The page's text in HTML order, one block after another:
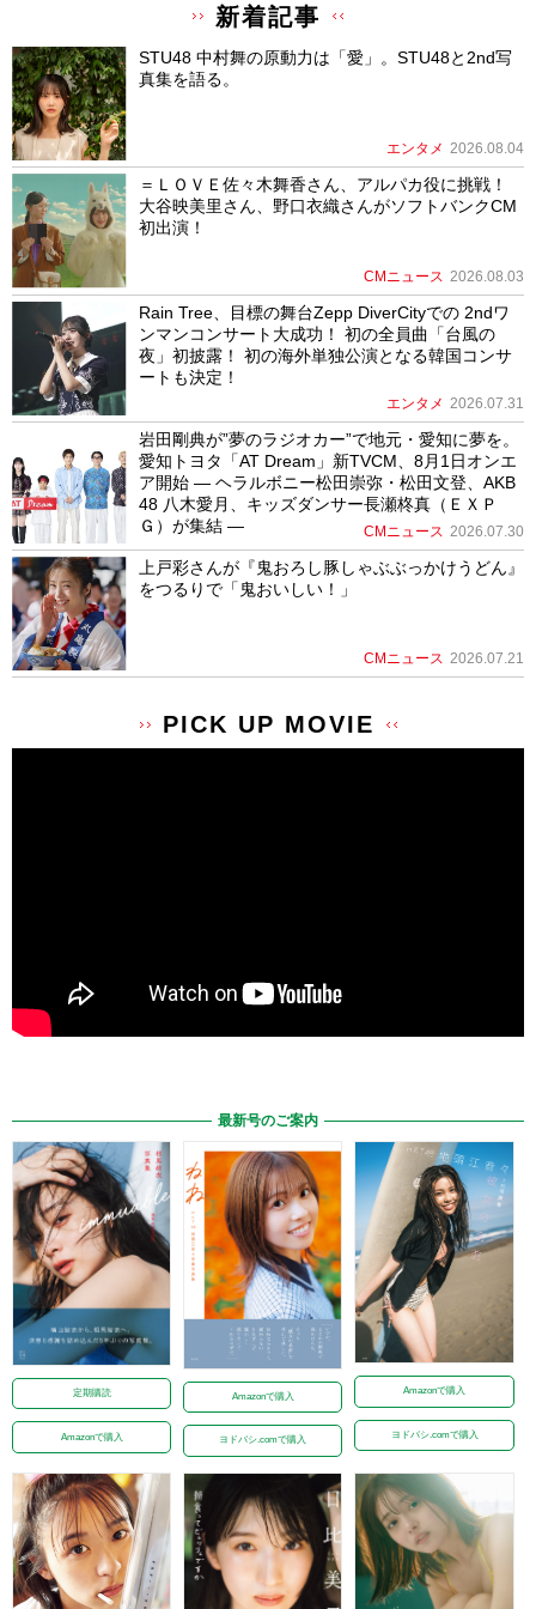
新着記事
STU48 中村舞の原動力は「愛」。STU48と2nd写
真集を語る。
エンタメ 2026.08.04
＝ＬＯＶＥ佐々木舞香さん、アルパカ役に挑戦！
大谷映美里さん、野口衣織さんがソフトバンクCM
初出演！
CMニュース 2026.08.03
Rain Tree、目標の舞台Zepp DiverCityでの 2ndワ
ンマンコンサート大成功！ 初の全員曲「台風の
夜」初披露！ 初の海外単独公演となる韓国コンサ
ートも決定！
エンタメ 2026.07.31
岩田剛典が”夢のラジオカー”で地元・愛知に夢を。
愛知トヨタ「AT Dream」新TVCM、8月1日オンエ
ア開始 ― ヘラルボニー松田崇弥・松田文登、AKB
48 八木愛月、キッズダンサー長瀬柊真（ＥＸＰ
Ｇ）が集結 ―
CMニュース 2026.07.30
上戸彩さんが『鬼おろし豚しゃぶぶっかけうどん』
をつるりで「鬼おいしい！」
CMニュース 2026.07.21
PICK UP MOVIE
最新号のご案内
定期購読
Amazonで購入
Amazonで購入
ヨドバシ.comで購入
Amazonで購入
ヨドバシ.comで購入